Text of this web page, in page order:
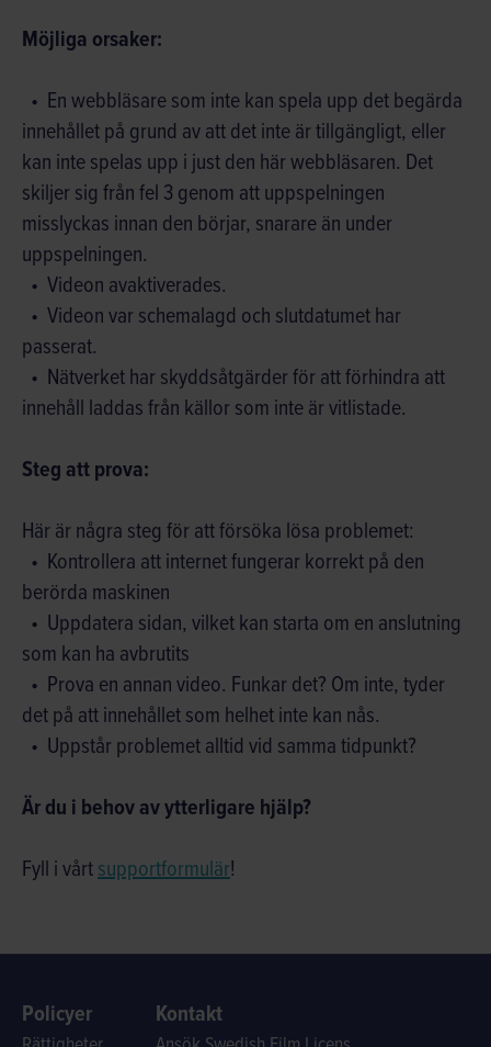
Möjliga orsaker:
En webbläsare som inte kan spela upp det begärda
innehållet på grund av att det inte är tillgängligt, eller
kan inte spelas upp i just den här webbläsaren. Det
skiljer sig från fel 3 genom att uppspelningen
misslyckas innan den börjar, snarare än under
uppspelningen.
Videon avaktiverades.
Videon var schemalagd och slutdatumet har
passerat.
Nätverket har skyddsåtgärder för att förhindra att
innehåll laddas från källor som inte är vitlistade.
Steg att prova:
Här är några steg för att försöka lösa problemet:
Kontrollera att internet fungerar korrekt på den
berörda maskinen
Uppdatera sidan, vilket kan starta om en anslutning
som kan ha avbrutits
Prova en annan video. Funkar det? Om inte, tyder
det på att innehållet som helhet inte kan nås.
Uppstår problemet alltid vid samma tidpunkt?
Är du i behov av ytterligare hjälp?
Fyll i vårtsupportformulär!
Policyer Kontakt